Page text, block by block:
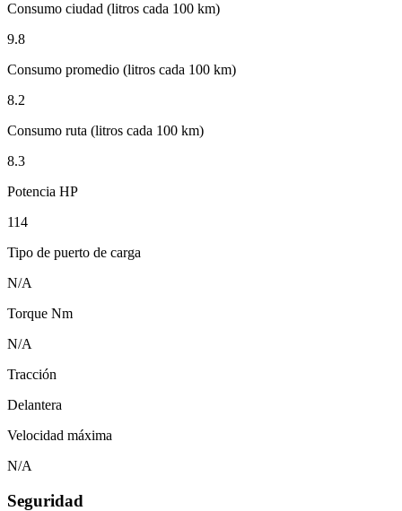
Consumo ciudad (litros cada 100 km)
9.8
Consumo promedio (litros cada 100 km)
8.2
Consumo ruta (litros cada 100 km)
8.3
Potencia HP
114
Tipo de puerto de carga
N/A
Torque Nm
N/A
Tracción
Delantera
Velocidad máxima
N/A
Seguridad